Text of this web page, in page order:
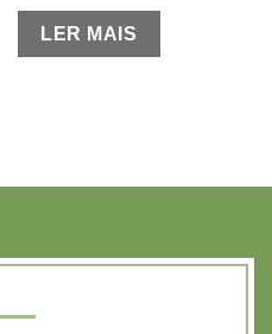
LER MAIS